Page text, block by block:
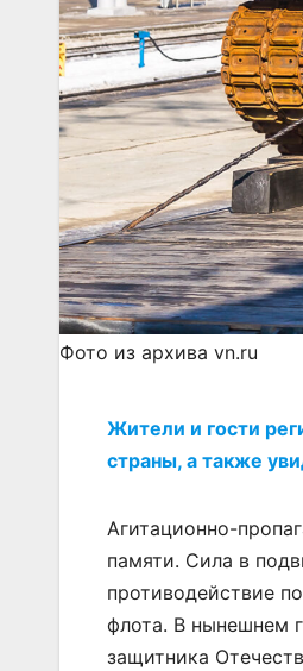
Фото из архива vn.ru
Жители и гости
страны, а также
Агитационно-
памяти. Сила в
противодействие
флота. В нынешнем
защитника